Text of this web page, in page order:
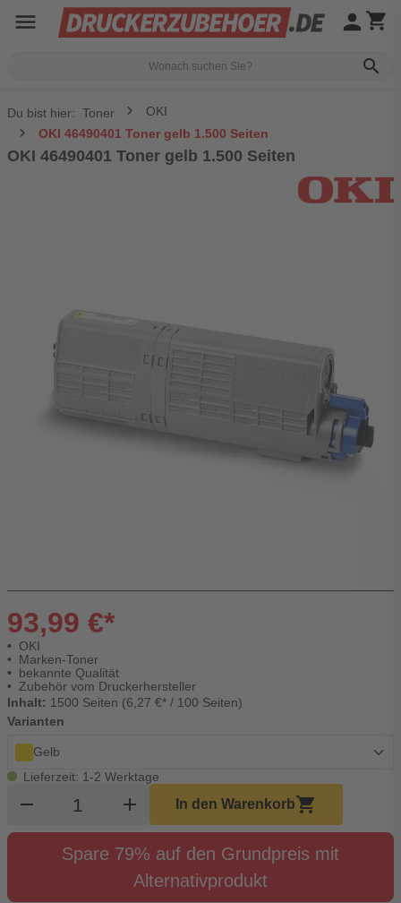
menu
search
person shopping_cart
Du bist hier: Toner
OKI
OKI 46490401 Toner gelb 1.500 Seiten
OKI 46490401 Toner gelb 1.500 Seiten
93,99 €*
OKI
Marken-Toner
bekannte Qualität
Zubehör vom Druckerhersteller
Inhalt: 1500 Seiten (6,27 €* / 100 Seiten)
Varianten
Gelb
Lieferzeit: 1-2 Werktage
remove Produkt Warenkorb Menge
add In den Warenkorbshopping_cart
Spare 79% auf den Grundpreis mit
Alternativprodukt